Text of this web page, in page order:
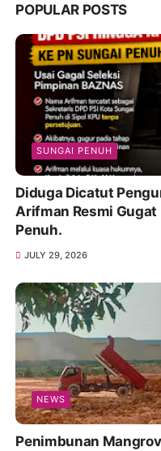
POPULAR POSTS
SUNGAI PENUH
Diduga Dicatut
Arifman Resmi Gugat
Penuh.
JULY 29, 2026
NEWS
Penimbunan